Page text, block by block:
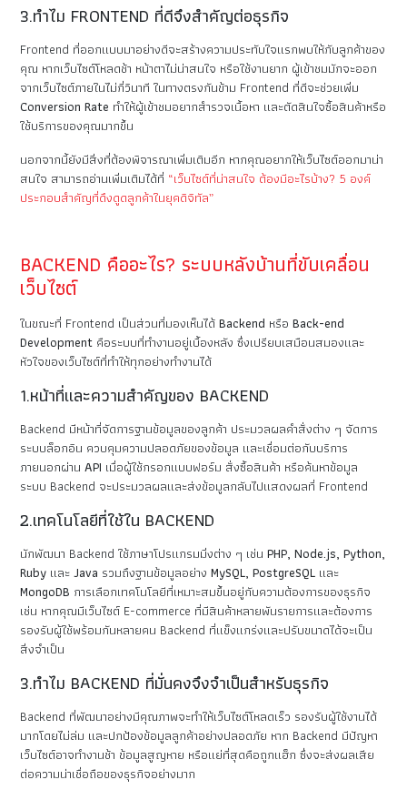
3.ทำไม FRONTEND ที่ดีจึงสำคัญต่อธุรกิจ
Frontend ที่ออกแบบมาอย่างดีจะสร้างความประทับใจแรกพบให้กับลูกค้าของ
คุณ หากเว็บไซต์โหลดช้า หน้าตาไม่น่าสนใจ หรือใช้งานยาก ผู้เข้าชมมักจะออก
จากเว็บไซต์ภายในไม่กี่วินาที ในทางตรงกันข้าม Frontend ที่ดีจะช่วยเพิ่ม
Conversion Rate ทำให้ผู้เข้าชมอยากสำรวจเนื้อหา และตัดสินใจซื้อสินค้าหรือ
ใช้บริการของคุณมากขึ้น
นอกจากนี้ยังมีสิ่งที่ต้องพิจารณาเพิ่มเติมอีก หากคุณอยากให้เว็บไซต์ออกมาน่า
สนใจ สามารถอ่านเพิ่มเติมได้ที่ “เว็บไซต์ที่น่าสนใจ ต้องมีอะไรบ้าง? 5 องค์
ประกอบสำคัญที่ดึงดูดลูกค้าในยุคดิจิทัล”
BACKEND คืออะไร? ระบบหลังบ้านที่ขับเคลื่อน
เว็บไซต์
ในขณะที่ Frontend เป็นส่วนที่มองเห็นได้Backend หรือBack-end
Development คือระบบที่ทำงานอยู่เบื้องหลัง ซึ่งเปรียบเสมือนสมองและ
หัวใจของเว็บไซต์ที่ทำให้ทุกอย่างทำงานได้
1.หน้าที่และความสำคัญของ BACKEND
Backend มีหน้าที่จัดการฐานข้อมูลของลูกค้า ประมวลผลคำสั่งต่าง ๆ จัดการ
ระบบล็อกอิน ควบคุมความปลอดภัยของข้อมูล และเชื่อมต่อกับบริการ
ภายนอกผ่านAPI เมื่อผู้ใช้กรอกแบบฟอร์ม สั่งซื้อสินค้า หรือค้นหาข้อมูล
ระบบ Backend จะประมวลผลและส่งข้อมูลกลับไปแสดงผลที่ Frontend
2.เทคโนโลยีที่ใช้ใน BACKEND
นักพัฒนา Backend ใช้ภาษาโปรแกรมมิ่งต่าง ๆ เช่นPHP, Node.js, Python,
Ruby และJava รวมถึงฐานข้อมูลอย่างMySQL, PostgreSQL และ
MongoDB การเลือกเทคโนโลยีที่เหมาะสมขึ้นอยู่กับความต้องการของธุรกิจ
เช่น หากคุณมีเว็บไซต์ E-commerce ที่มีสินค้าหลายพันรายการและต้องการ
รองรับผู้ใช้พร้อมกันหลายคน Backend ที่แข็งแกร่งและปรับขนาดได้จะเป็น
สิ่งจำเป็น
3.ทำไม BACKEND ที่มั่นคงจึงจำเป็นสำหรับธุรกิจ
Backend ที่พัฒนาอย่างมีคุณภาพจะทำให้เว็บไซต์โหลดเร็ว รองรับผู้ใช้งานได้
มากโดยไม่ล่ม และปกป้องข้อมูลลูกค้าอย่างปลอดภัย หาก Backend มีปัญหา
เว็บไซต์อาจทำงานช้า ข้อมูลสูญหาย หรือแย่ที่สุดคือถูกแฮ็ก ซึ่งจะส่งผลเสีย
ต่อความน่าเชื่อถือของธุรกิจอย่างมาก